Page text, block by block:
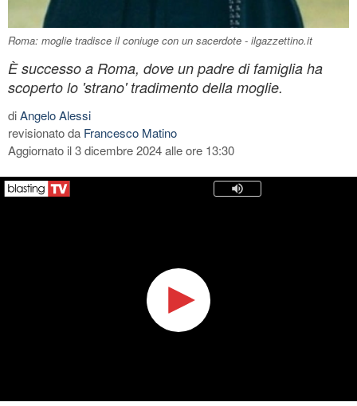
Roma: moglie tradisce il coniuge con un sacerdote - ilgazzettino.it
È successo a Roma, dove un padre di famiglia ha
scoperto lo 'strano' tradimento della moglie.
diAngelo Alessi
revisionato da Francesco Matino
Aggiornato il 3 dicembre 2024 alle ore 13:30